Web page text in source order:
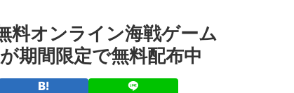
料オンライン海戦ゲーム
期間限定で無料配布中